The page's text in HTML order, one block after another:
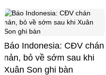
Báo Indonesia: CĐV chán
nản, bỏ về sớm sau khi
Xuân Son ghi bàn